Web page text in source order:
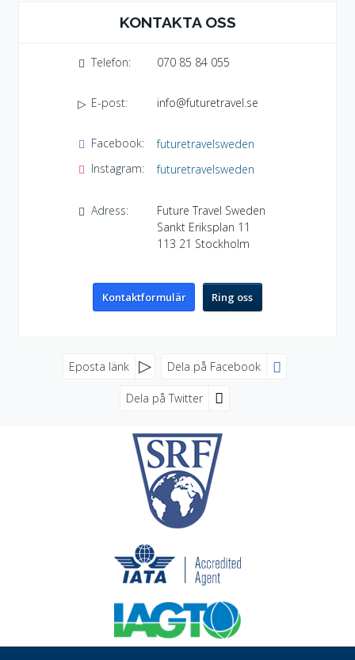
KONTAKTA OSS
Telefon: 070 85 84 055
E-post: info@futuretravel.se
Facebook:
futuretravelsweden
Instagram:
futuretravelsweden
Adress:
Future Travel Sweden
Sankt Eriksplan 11
113 21 Stockholm
Kontaktformulär Ring oss
FACEBOOK
Eposta länk Dela på Facebook
Dela på Twitter
SOCIALA MEDIER
NYHETSBREV
Jag samtycker till dataskyddspolicyn.
Läs vår dataskyddspolicy här »